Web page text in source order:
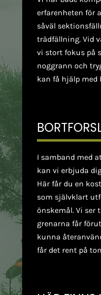
erfarenheten för
såväl
trädfällning. Vid
vi stort fokus på
noggrann och
kan få hjälp med
I samband med
kan vi erbjuda
Här får du en
som självklart
önskemål. Vi
grenarna får
kunna
får det rent på